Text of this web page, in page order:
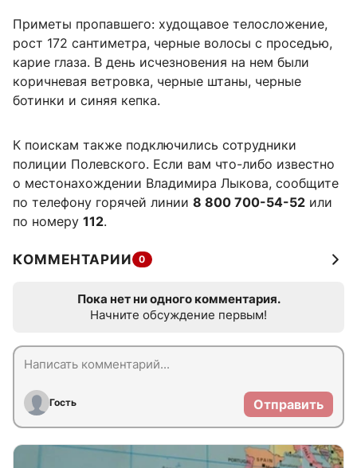
Приметы пропавшего: худощавое телосложение,
рост 172 сантиметра, черные волосы с проседью,
карие глаза. В день исчезновения на нем были
коричневая ветровка, черные штаны, черные
ботинки и синяя кепка.
К поискам также подключились сотрудники
полиции Полевского. Если вам что-либо известно
о местонахождении Владимира Лыкова, сообщите
по телефону горячей линии 8 800 700-54-52 или
по номеру 112.
КОММЕНТАРИИ 0
Пока нет ни одного комментария.
Начните обсуждение первым!
Гость Отправить